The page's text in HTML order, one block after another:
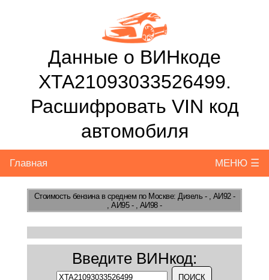
Данные о ВИНкоде
XTA21093033526499.
Расшифровать VIN код
автомобиля
Главная МЕНЮ ☰
Стоимость бензинав среднем по Москве: Дизель - , АИ92 -
, АИ95 - , АИ98 -
Введите ВИНкод: